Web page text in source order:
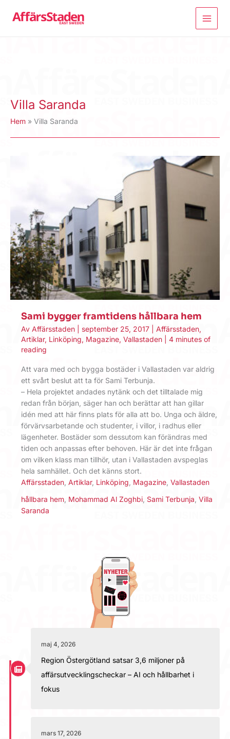
Villa Saranda
Hem Villa Saranda
Sami bygger framtidens hållbara hem
Av Affärsstaden september 25, 2017 Affärsstaden,
Artiklar, Linköping, Magazine, Vallastaden
4 minutes of
reading
Att vara med och bygga bostäder i Vallastaden var aldrig
ett svårt beslut att ta för Sami Terbunja.
– Hela projektet andades nytänk och det tilltalade mig
redan från början, säger han och berättar att han gillar
idén med att här finns plats för alla att bo. Unga och äldre,
förvärvsarbetande och studenter, i villor, i radhus eller
lägenheter. Bostäder som dessutom kan förändras med
tiden och anpassas efter behoven. Här är det inte frågan
om vilken klass man tillhör, utan i Vallastaden avspeglas
hela samhället. Och det känns stort.
Affärsstaden Artiklar, Linköping Magazine Vallastaden
hållbara hem Mohammad Al Zoghbi Sami Terbunja Villa
Saranda
maj 4, 2026
Region Östergötland satsar 3,6 miljoner på
affärsutvecklingscheckar – AI och hållbarhet i
fokus
mars 17, 2026